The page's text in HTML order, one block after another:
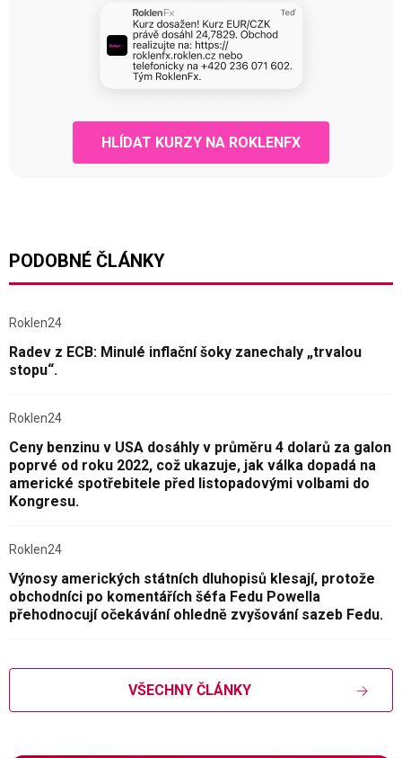
HLÍDAT KURZY NA ROKLENFX
PODOBNÉ ČLÁNKY
Roklen24
Radev z ECB: Minulé inflační šoky zanechaly „trvalou
stopu“.
Roklen24
Ceny benzinu v USA dosáhly v průměru 4 dolarů za galon
poprvé od roku 2022, což ukazuje, jak válka dopadá na
americké spotřebitele před listopadovými volbami do
Kongresu.
Roklen24
Výnosy amerických státních dluhopisů klesají, protože
obchodníci po komentářích šéfa Fedu Powella
přehodnocují očekávání ohledně zvyšování sazeb Fedu.
VŠECHNY ČLÁNKY